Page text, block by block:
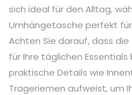
sich ideal für den Alltag,
Umhängetasche perfekt
Achten Sie darauf, dass
für Ihre täglichen
praktische Details wie
Trageriemen aufweist, um